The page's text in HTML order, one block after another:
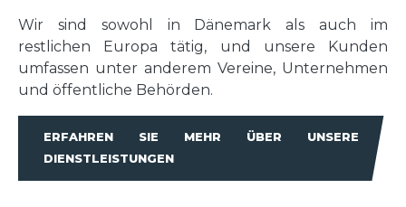
Wir sind sowohl in Dänemark als auch im
restlichen Europa tätig, und unsere Kunden
umfassen unter anderem Vereine, Unternehmen
und öffentliche Behörden.
ERFAHREN SIE MEHR ÜBER UNSERE
DIENSTLEISTUNGEN